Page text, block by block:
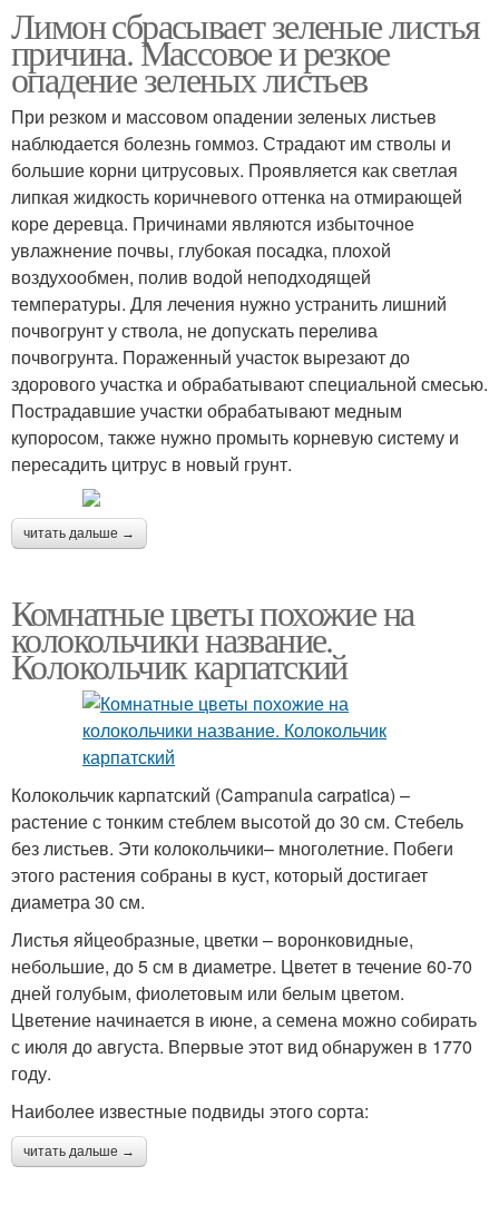
Лимон сбрасывает зеленые листья
причина. Массовое и резкое
опадение зеленых листьев
При резком и массовом опадении зеленых листьев
наблюдается болезнь гоммоз. Страдают им стволы и
большие корни цитрусовых. Проявляется как светлая
липкая жидкость коричневого оттенка на отмирающей
коре деревца. Причинами являются избыточное
увлажнение почвы, глубокая посадка, плохой
воздухообмен, полив водой неподходящей
температуры. Для лечения нужно устранить лишний
почвогрунт у ствола, не допускать перелива
почвогрунта. Пораженный участок вырезают до
здорового участка и обрабатывают специальной смесью.
Пострадавшие участки обрабатывают медным
купоросом, также нужно промыть корневую систему и
пересадить цитрус в новый грунт.
читать дальше →
Комнатные цветы похожие на
колокольчики название.
Колокольчик карпатский
Колокольчик карпатский (Campanula carpatica) –
растение с тонким стеблем высотой до 30 см. Стебель
без листьев. Эти колокольчики– многолетние. Побеги
этого растения собраны в куст, который достигает
диаметра 30 см.
Листья яйцеобразные, цветки – воронковидные,
небольшие, до 5 см в диаметре. Цветет в течение 60-70
дней голубым, фиолетовым или белым цветом.
Цветение начинается в июне, а семена можно собирать
с июля до августа. Впервые этот вид обнаружен в 1770
году.
Наиболее известные подвиды этого сорта:
читать дальше →